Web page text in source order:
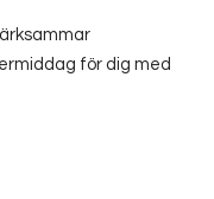
för dig med